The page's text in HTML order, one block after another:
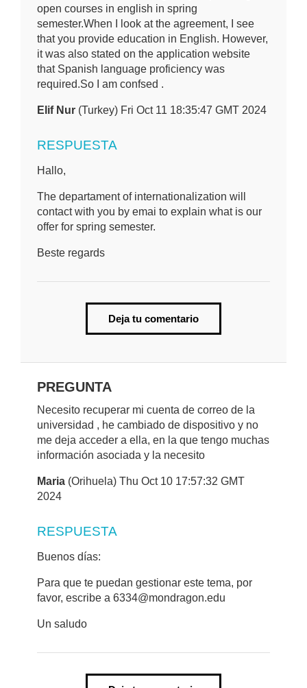
open courses in english in spring
semester.When I look at the agreement, I see
that you provide education in English. However,
it was also stated on the application website
that Spanish language proficiency was
required.So I am confsed .
Elif Nur (Turkey) Fri Oct 11 18:35:47 GMT 2024
RESPUESTA
Hallo,
The departament of internationalization will
contact with you by emai to explain what is our
offer for spring semester.
Beste regards
Deja tu comentario
PREGUNTA
Necesito recuperar mi cuenta de correo de la
universidad , he cambiado de dispositivo y no
me deja acceder a ella, en la que tengo muchas
información asociada y la necesito
Maria (Orihuela) Thu Oct 10 17:57:32 GMT
2024
RESPUESTA
Buenos días:
Para que te puedan gestionar este tema, por
favor, escribe a 6334@mondragon.edu
Un saludo